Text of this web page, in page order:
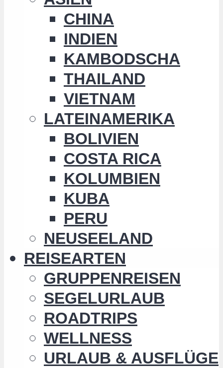
CHINA
INDIEN
KAMBODSCHA
THAILAND
VIETNAM
LATEINAMERIKA
BOLIVIEN
COSTA RICA
KOLUMBIEN
KUBA
PERU
NEUSEELAND
REISEARTEN
GRUPPENREISEN
SEGELURLAUB
ROADTRIPS
WELLNESS
URLAUB & AUSFLÜGE